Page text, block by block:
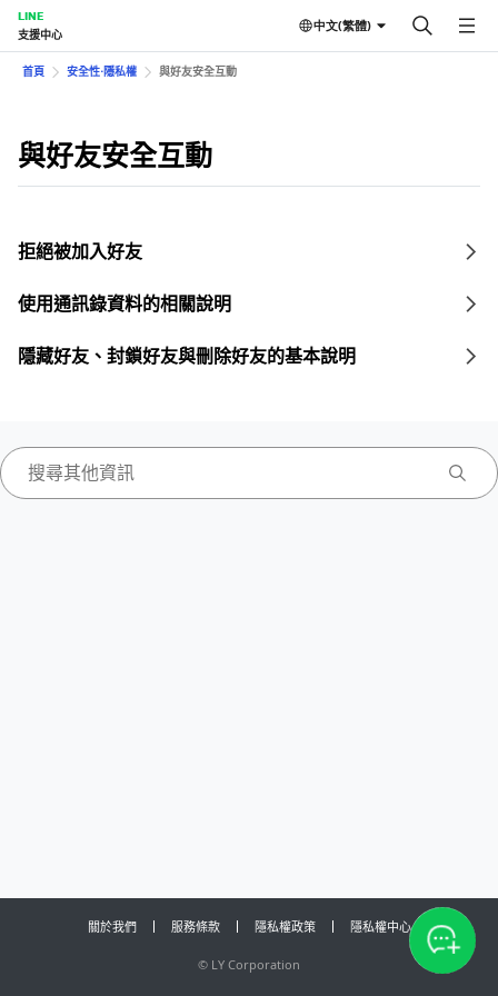
LINE
支援中心
中文(繁體)
首頁 安全性⋅隱私權 與好友安全互動
與好友安全互動
拒絕被加入好友
使用通訊錄資料的相關說明
隱藏好友、封鎖好友與刪除好友的基本說明
關於我們 服務條款 隱私權政策 隱私權中心
© LY Corporation